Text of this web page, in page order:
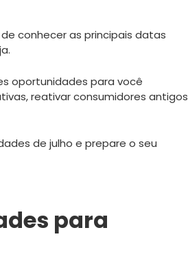
conhecer as principais datas
oportunidades para você
reativar consumidores antigos
de julho e prepare o seu
para